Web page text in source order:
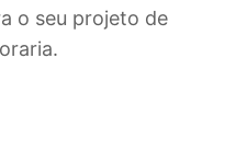
o seu projeto de